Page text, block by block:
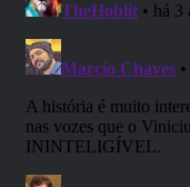
George Bezerra
Lisbino Carmo
Interpretando os
Fernando Scaff,